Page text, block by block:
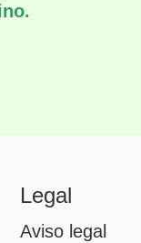
Legal
Aviso legal